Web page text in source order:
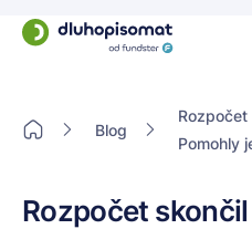
Blog
Pomohly
Rozpočet